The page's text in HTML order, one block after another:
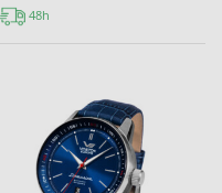
48h